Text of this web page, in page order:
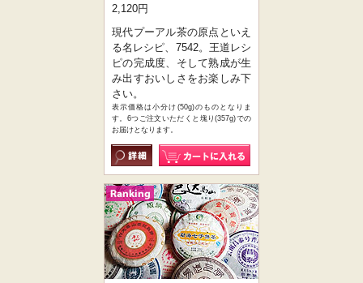
2,120円
現代プーアル茶の原点といえ
る名レシピ、7542。王道レシ
ピの完成度、そして熟成が生
み出すおいしさをお楽しみ下
さい。
表示価格は小分け(50g)のものとなりま
す。6つご注文いただくと塊り(357g)での
お届けとなります。